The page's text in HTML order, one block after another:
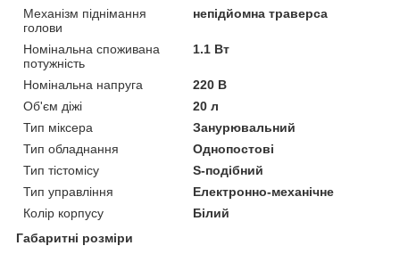
Механізм піднімання
голови
непідйомна траверса
Номінальна споживана
потужність
1.1 Вт
Номінальна напруга
220 В
Об'єм діжі
20 л
Тип міксера
Занурювальний
Тип обладнання
Однопостові
Тип тістомісу
S-подібний
Тип управління
Електронно-механічне
Колір корпусу
Білий
Габаритні розміри